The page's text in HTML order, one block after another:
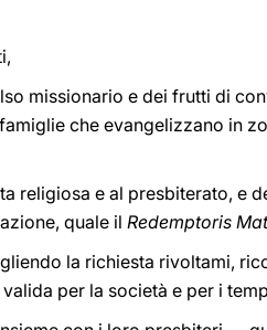
missionario e dei frutti di
che evangelizzano in
religiosa e al presbiterato, e
quale il Redemptoris
la richiesta rivoltami,
per la società e per i